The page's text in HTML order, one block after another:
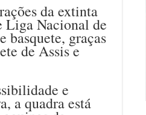
da extinta
Liga Nacional de
basquete, graças
de Assis e
e
a quadra está